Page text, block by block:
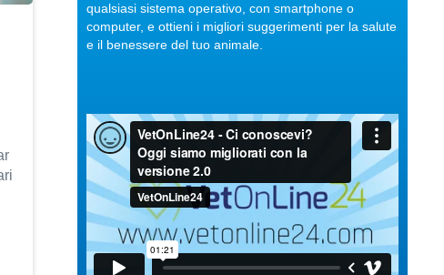
qualsiasi sistema operativo, con smartphone o
computer, e ottieni i migliori suggerimenti per la salute
e il benessere del tuo animale.
04/10/2017
Regalare un pet
04/10/2017
Garanzie post vendita
Dott. Maurizio Albano
Guarda il video